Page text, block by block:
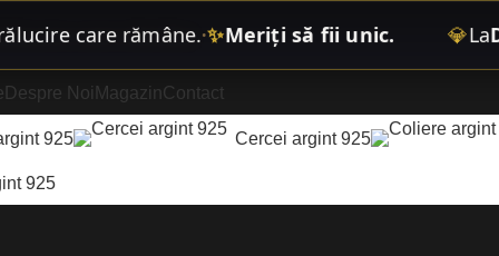
care rămâne.•✨Meriți să fii unic. La
Despre Noi MagazinContact
925 Cercei argint 925
925